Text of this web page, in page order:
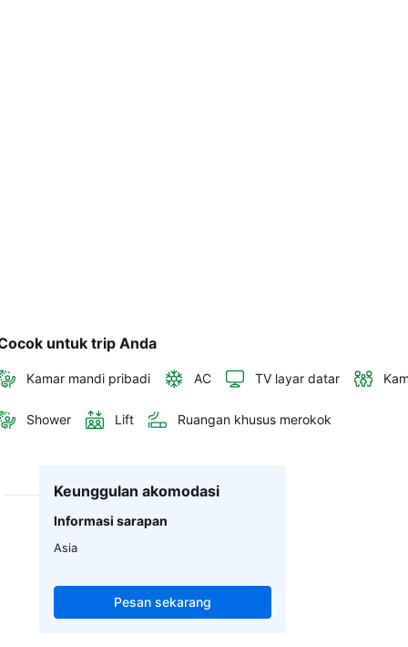
untuk trip Anda
Kamar mandi pribadi AC TV layar datar
Shower Lift Ruangan khusus merokok
Keunggulan akomodasi
Informasi sarapan
Asia
Pesan sekarang